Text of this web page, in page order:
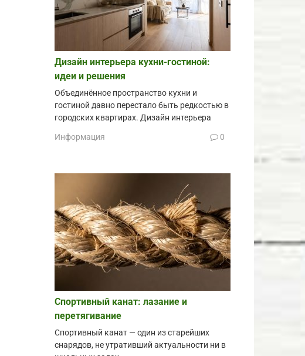
Дизайн интерьера кухни-гостиной:
идеи и решения
Объединённое пространство кухни и
гостиной давно перестало быть редкостью в
городских квартирах. Дизайн интерьера
Информация 0
Спортивный канат: лазание и
перетягивание
Спортивный канат — один из старейших
снарядов, не утративший актуальности ни в